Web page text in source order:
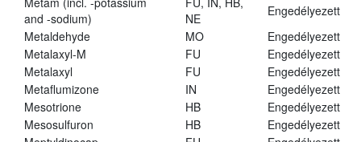
and -sodium)
NE
Engedélyezett
Metaldehyde
MO
Engedélyezett
Metalaxyl-M
FU
Engedélyezett
Metalaxyl
FU
Engedélyezett
Metaflumizone
IN
Engedélyezett
Mesotrione
HB
Engedélyezett
Mesosulfuron
HB
Engedélyezett